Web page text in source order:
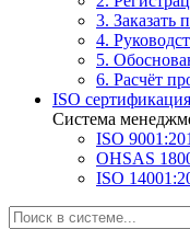
3. Заказать
4.
5.
6. Расчёт
ISO сертификация
Система
ISO
OHSAS
ISO